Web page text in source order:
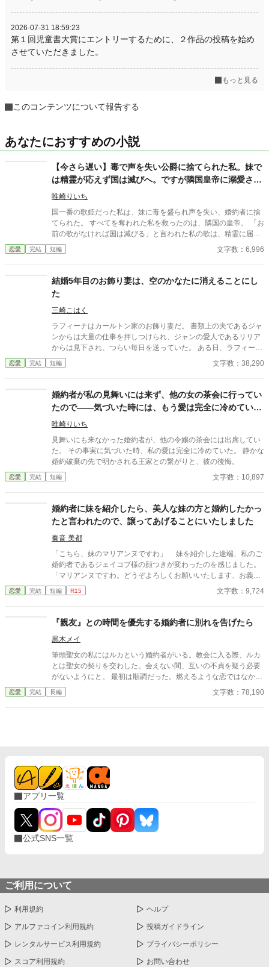
2026-07-31 18:59:23
第１回児童書大賞にエントリーするために、２作品の投稿を始め
させていただきました。
もっと見る
このコンテンツについて報告する
あなたにおすすめの小説
【今さら遅い】毒で声を失い公爵に捨てられた私。妹で
は精霊が応えず国は滅びへ。ですが隣国皇帝に溺愛され
る私に、今さら縋ってきても遅いです
唯崎りいち
国一番の歌姫だった私は、妹に毒を盛られ声を失い、婚約者に捨
てられた。 すべてを奪われた私を救ったのは、隣国の皇帝。 「お
前の歌がなければ国は滅びる」と言われた私の歌は、精霊に届
く“本物”の力を持っていて―― 一方、私を追放した国は偽物の歌
では加護を失い衰退。 今さら元婚約者が縋ってきても、もう遅
恋愛 完結 短編 文字数：6,996
結婚5年目のお飾り妻は、空のかなたに消えることにし
た
三崎こはく
ラフィーナはカールトン家のお飾り妻だ。 書類上の夫であるジャ
ンからは大量の仕事を押しつけられ、ジャンの愛人であるリリア
からは見下され、つらい毎日を送っていた。 ある日、ラフィーナ
は森の中で傷ついたドラゴンの子どもを拾った。 屋敷に連れ帰っ
て介抱すると、驚いたことにドラゴンは人の言葉をしゃべった。
活は少しずつ変わっていく―― ※他サイトにも掲載 ※女性向けH
OT1位感謝！7/25完結しました！
恋愛 完結 短編 文字数：38,290
婚約者が私の見舞いには来ず、他の女の茶会に行ってい
たので――気づいた時には、もう愛は完全に冷めていま
した
唯崎りいち
見舞いにも来なかった婚約者が、他の令嬢の茶会には出席してい
た。 その事実に気づいた時、私の愛は完全に冷めていた。 静かな
婚約破棄の先で明かされる王家との繋がりと、彼の後悔。
恋愛 完結 短編 文字数：10,897
婚約者に妹を紹介したら、美人な妹の方と婚約したかっ
たと言われたので、譲ってあげることにいたしました
奏音 美都
「こちら、妹のマリアンヌですわ」 妹を紹介した途端、私のご
婚約者であるジェイコブ様の顔つきが変わったのを感じました。
「マリアンヌですわ。どうぞよろしくお願いいたします、お義兄
様」 「ど、どうも……」 ジェイコブ様が瞳を大きくし、マリア
ンヌに見惚れています。ジェイコブ様が私をチラッと見て、おっ
かったよ。婚約するなら妹君の方としたかったなぁ、なん
て……」 「分かりましたわ」 こうして私のご婚約者は、妹のご
婚約者となったのでした。
恋愛 完結 短編 R15 文字数：9,724
『親友』との時間を優先する婚約者に別れを告げたら
黒木メイ
筆頭聖女の私にはルカという婚約者がいる。教会に入る際、ルカ
とは聖女の契りを交わした。会えない間、互いの不貞を疑う必要
がないようにと。 最初は順調だった。燃えるような恋ではなかっ
たけれど、少しずつ心の距離を縮めていけたように思う。 けれ
ど、ルカは高等部に上がり、変わってしまった。その背景には二
の願いに対して私はダメだとは言えなかった。ルカの気持ちもわ
かるような気がしたし、自分が心の狭い人間だとは思いたくなか
ったから。一ヶ月に一度あった逢瀬は数ヶ月に一度に減り、半年
に一度になり、とうとう一年に一度まで減った。ようやく会えた
としてもルカの話題は『親友』のことばかり。さすがに堪えた。
ルカにとって自分がどういう存在なのか痛いくらいにわかったか
ら。 極めつけはルカと親友カップルの歪な三角関係についての
辛うじて繋がっていた絆。その絆は聖女の任期終了まで後数ヶ月
というところで切れた。婚約はルカの有責で破棄。もう関わるこ
とはないだろう。そう思っていたのに、何故かルカは今更になっ
て執着してくる。いったいどういうつもりなの？ 戸惑いつつも情
を捨てきれないステファニア。プライドは捨てて追い縋ろうとす
にも掲載。
恋愛 完結 長編 文字数：78,190
アプリ一覧
公式SNS一覧
ご利用について
利用規約 ヘルプ
アルファコイン利用規約 投稿ガイドライン
レンタルサービス利用規約 プライバシーポリシー
スコア利用規約 お問い合わせ